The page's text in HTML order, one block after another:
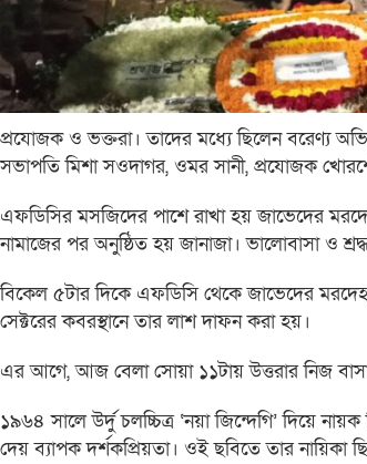
প্রযোজক ও ভক্তরা। তাদের মধ্যে ছিলেন বরেণ্য
সভাপতি মিশা সওদাগর, ওমর সানী, প্রযোজক
এফডিসির মসজিদের পাশে রাখা হয় জাভেদের
নামাজের পর অনুষ্ঠিত হয় জানাজা। ভালোবাসা ও
বিকেল ৫টার দিকে এফডিসি থেকে জাভেদের মরদেহ
সেক্টরের কবরস্থানে তার লাশ দাফন করা হয়।
এর আগে, আজ বেলা সোয়া ১১টায় উত্তরার নিজ
১৯৬৪ সালে উর্দু চলচ্চিত্র ‘নয়া জিন্দেগি’ দিয়ে
দেয় ব্যাপক দর্শকপ্রিয়তা। ওই ছবিতে তার নায়িকা